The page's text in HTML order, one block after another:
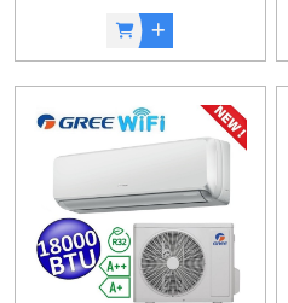
Gree
COSMO
Wifi
-
QUADRI
(2)
Afficher
résultats